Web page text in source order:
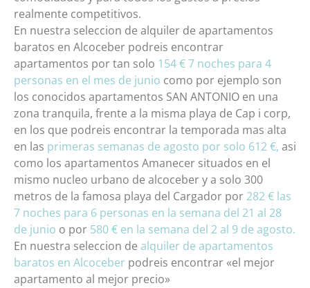
realmente competitivos.
En nuestra seleccion de alquiler de apartamentos
baratos en Alcoceber podreis encontrar
apartamentos por tan solo 154 € 7 noches para 4
personas en el mes de junio como por ejemplo son
los conocidos apartamentos SAN ANTONIO en una
zona tranquila, frente a la misma playa de Cap i corp,
en los que podreis encontrar la temporada mas alta
en las primeras semanas de agosto por solo 612 €, asi
como los apartamentos Amanecer situados en el
mismo nucleo urbano de alcoceber y a solo 300
metros de la famosa playa del Cargador por 282 € las
7 noches para 6 personas en la semana del 21 al 28
de junio o por 580 € en la semana del 2 al 9 de agosto.
En nuestra seleccion de alquiler de apartamentos
baratos en Alcoceber podreis encontrar «el mejor
apartamento al mejor precio»